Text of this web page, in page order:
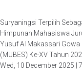
Suryaningsi Terpilih
Himpunan Mahasiswa
Yusuf Al Makassari
(MUBES) Ke-XV Tahun
Wed, 10 December 2025 |